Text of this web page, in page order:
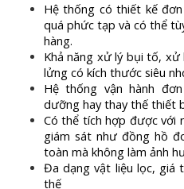
Hệ thống có thiết kế
quá phức tạp và có thể
hàng.
Khả năng xử lý bụi tố,
lửng có kích thước siêu
Hệ thống vận hành
dưỡng hay thay thế thiết
Có thể tích hợp được với
giám sát như đồng hồ
toàn mà không làm ảnh
Đa dạng vật liệu lọc, giá
thế